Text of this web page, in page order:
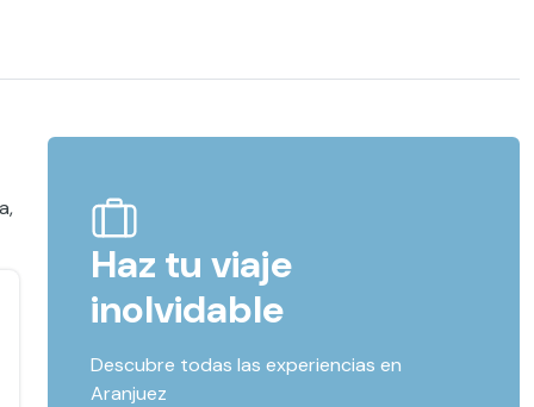
Haz tu viaje
inolvidable
Descubre todas las experiencias en
Aranjuez